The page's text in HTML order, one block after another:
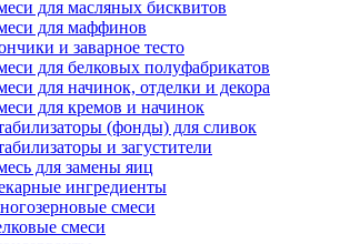
для масляных бисквитов
для маффинов
и заварное тесто
для белковых полуфабрикатов
для начинок, отделки и декора
для кремов и начинок
(фонды) для сливок
и загустители
для замены яиц
ингредиенты
смеси
смеси